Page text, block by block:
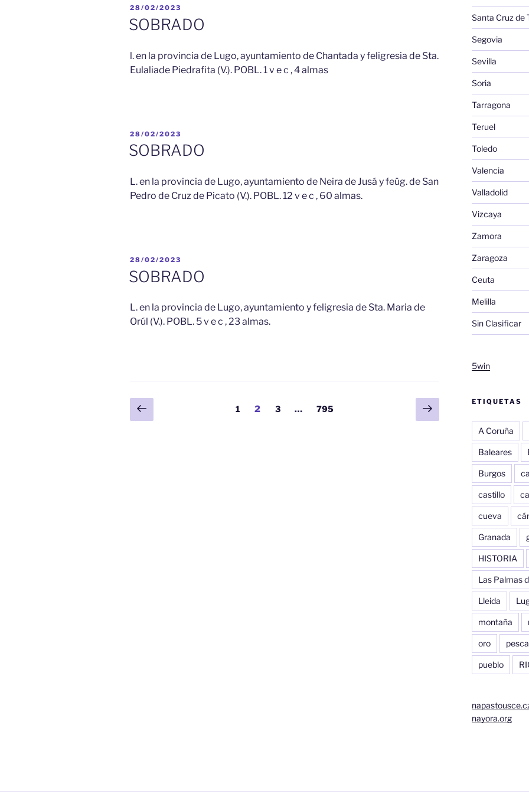
PUBLICADO
EL
28/02/2023
SOBRADO
l. en la provincia de Lugo, ayuntamiento de Chantada y feligresia de Sta.
Eulaliade Piedrafita (V.). POBL. 1 v e c , 4 almas
PUBLICADO
EL
28/02/2023
SOBRADO
L. en la provincia de Lugo, ayuntamiento de Neira de Jusá y feüg. de San
Pedro de Cruz de Picato (V.). POBL. 12 v e c , 60 almas.
PUBLICADO
28/02/2023
SOBRADO
L. en la provincia de Lugo, ayuntamiento y feligresia de Sta. Maria de
Orúl (V.). POBL. 5 v e c , 23 almas.
Paginación
Página
anterior
Página
1 Página
2 Página
3 … Página
795
Siguiente
página
Santa Cruz de
Segovia
Sevilla
Soria
Tarragona
Teruel
Toledo
Valencia
Valladolid
Vizcaya
Zamora
Zaragoza
Ceuta
Melilla
Sin Clasificar
5win
ETIQUETAS
A Coruña
Baleares
Burgos
castillo
cueva
Granada
HISTORIA
Las Palmas
Lleida
montaña
oro pesca
pueblo
nayora.org